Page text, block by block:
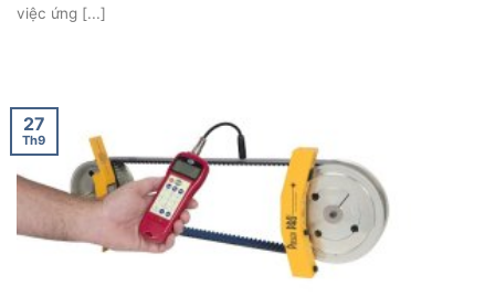
việc ứng [...]
27
Th9